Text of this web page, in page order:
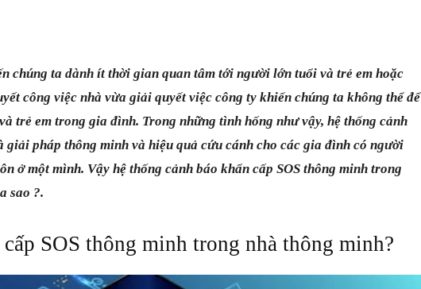
chúng ta dành ít thời gian quan tâm tới người lớn tuổi và trẻ em hoặc
công việc nhà vừa giải quyết việc công ty khiến chúng ta không thể để
trẻ em trong gia đình. Trong những tình hống như vậy, hệ thống cảnh
giải pháp thông minh và hiệu quả cứu cánh cho các gia đình có người
ở một mình. Vậy hệ thống cảnh báo khẩn cấp SOS thông minh trong
sao ?.
cấp SOS thông minh trong nhà thông minh?